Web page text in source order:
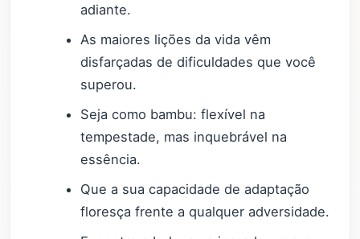
adiante.
As maiores lições da vida vêm
disfarçadas de dificuldades que você
superou.
Seja como bambu: flexível na
tempestade, mas inquebrável na
essência.
Que a sua capacidade de adaptação
floresça frente a qualquer adversidade.